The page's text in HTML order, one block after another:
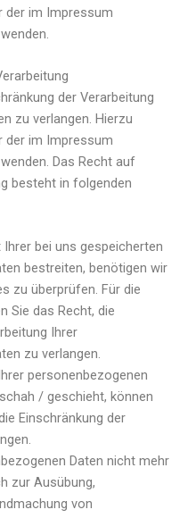
der im Impressum
der Verarbeitung
zu verlangen. Hierzu
der im Impressum
Das Recht auf
besteht in folgenden
Ihrer bei uns gespeicherten
bestreiten, benötigen wir
zu überprüfen. Für die
Sie das Recht, die
Ihrer
zu verlangen.
personenbezogenen
/ geschieht, können
Einschränkung der
Daten nicht mehr
zur Ausübung,
von